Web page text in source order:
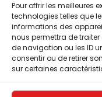
Pour offrir les meilleures
technologies telles que
informations des
nous permettra de
de navigation ou les ID
consentir ou de retirer
sur certaines